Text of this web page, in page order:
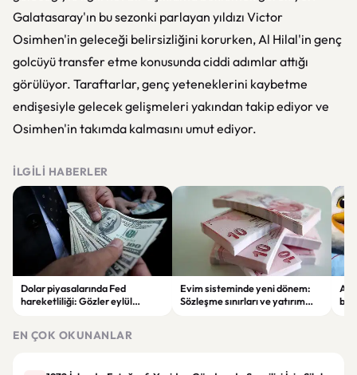
Galatasaray'ın bu sezonki parlayan yıldızı Victor
Osimhen'in geleceği belirsizliğini korurken, Al Hilal'in genç
golcüyü transfer etme konusunda ciddi adımlar attığı
görülüyor. Taraftarlar, genç yeteneklerini kaybetme
endişesiyle gelecek gelişmeleri yakından takip ediyor ve
Osimhen'in takımda kalmasını umut ediyor.
İLGILI HABERLER
Dolar piyasalarında Fed
hareketliliği: Gözler eylül
Evim sisteminde yeni dönem:
Sözleşme sınırları ve yatırım
EN ÇOK OKUNANLAR